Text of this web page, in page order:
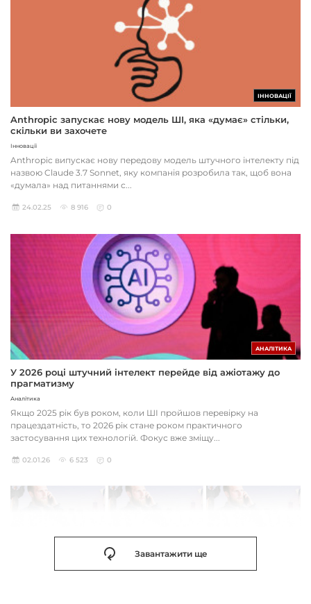
ІННОВАЦІЇ
Anthropic запускає нову модель ШІ, яка «думає» стільки,
скільки ви захочете
Інновації
Anthropic випускає нову передову модель штучного інтелекту під
назвою Claude 3.7 Sonnet, яку компанія розробила так, щоб вона
«думала» над питаннями с...
24.02.25 8 916 0
АНАЛІТИКА
У 2026 році штучний інтелект перейде від ажіотажу до
прагматизму
Аналітика
Якщо 2025 рік був роком, коли ШІ пройшов перевірку на
працездатність, то 2026 рік стане роком практичного
застосування цих технологій. Фокус вже зміщу...
02.01.26 6 523 0
Завантажити ще